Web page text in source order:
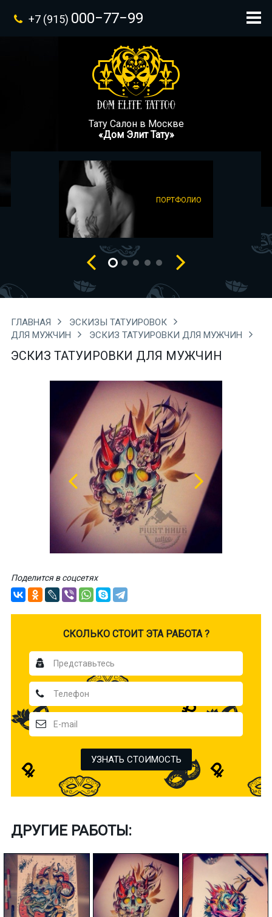
+7 (915) 000−77−99
Тату Салон в Москве
«Дом Элит Тату»
ПОРТФОЛИО
ГЛАВНАЯ
ЭСКИЗЫ ТАТУИРОВОК
ДЛЯ МУЖЧИН
ЭСКИЗ ТАТУИРОВКИ ДЛЯ МУЖЧИН
ЭСКИЗ ТАТУИРОВКИ ДЛЯ МУЖЧИН
Поделится в соцсетях
CКОЛЬКО СТОИТ ЭТА РАБОТА ?
УЗНАТЬ СТОИМОСТЬ
ДРУГИЕ РАБОТЫ: